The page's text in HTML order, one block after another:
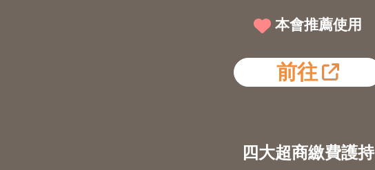
本會推薦使用
前往
四大超商繳費護持